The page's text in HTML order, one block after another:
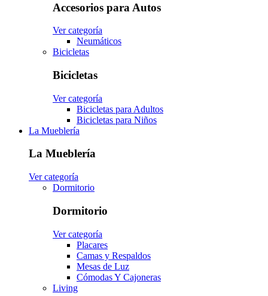
Accesorios para Autos
Ver categoría
Neumáticos
Bicicletas
Bicicletas
Ver categoría
Bicicletas para Adultos
Bicicletas para Niños
La Mueblería
La Mueblería
Ver categoría
Dormitorio
Dormitorio
Ver categoría
Placares
Camas y Respaldos
Mesas de Luz
Cómodas Y Cajoneras
Living